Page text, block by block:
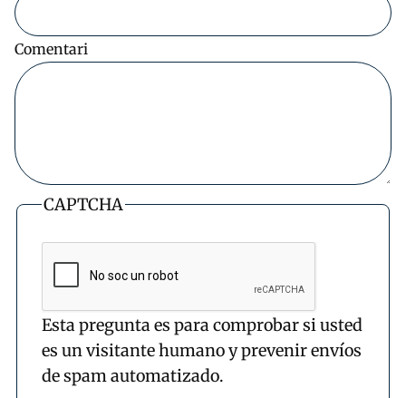
Comentari
CAPTCHA
Esta pregunta es para comprobar si usted
es un visitante humano y prevenir envíos
de spam automatizado.